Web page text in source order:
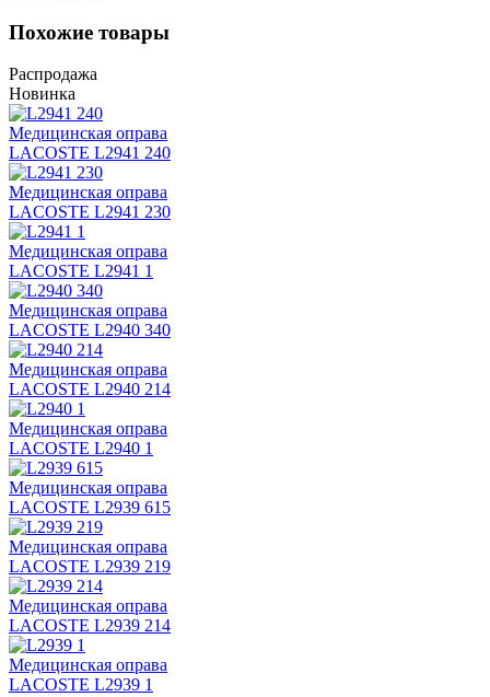
Похожие товары
Распродажа
Новинка
Медицинская оправа
LACOSTE L2941 240
Медицинская оправа
LACOSTE L2941 230
Медицинская оправа
LACOSTE L2941 1
Медицинская оправа
LACOSTE L2940 340
Медицинская оправа
LACOSTE L2940 214
Медицинская оправа
LACOSTE L2940 1
Медицинская оправа
LACOSTE L2939 615
Медицинская оправа
LACOSTE L2939 219
Медицинская оправа
LACOSTE L2939 214
Медицинская оправа
LACOSTE L2939 1